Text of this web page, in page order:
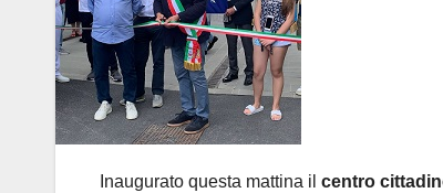
Inaugurato questa mattina il centro